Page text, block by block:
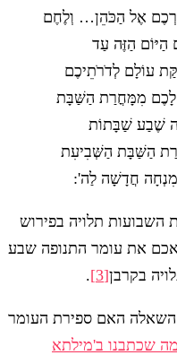
אֶל הַכֹּהֵן… וְלֶחֶם
הַיּוֹם הַזֶּה עַד
עוֹלָם לְדֹרֹתֵיכֶם
לָכֶם מִמָּחֳרַת הַשַּׁבָּת
שֶׁבַע שַׁבָּתוֹת
הַשַּׁבָּת הַשְּׁבִיעִת
חֲדָשָׁה לַה':
השבועות תלויה בפירוש
את עומר התנופה שבע
בקרבן[3]
.
האם ספירת העומר
מה שכתבנו ב'מילתא